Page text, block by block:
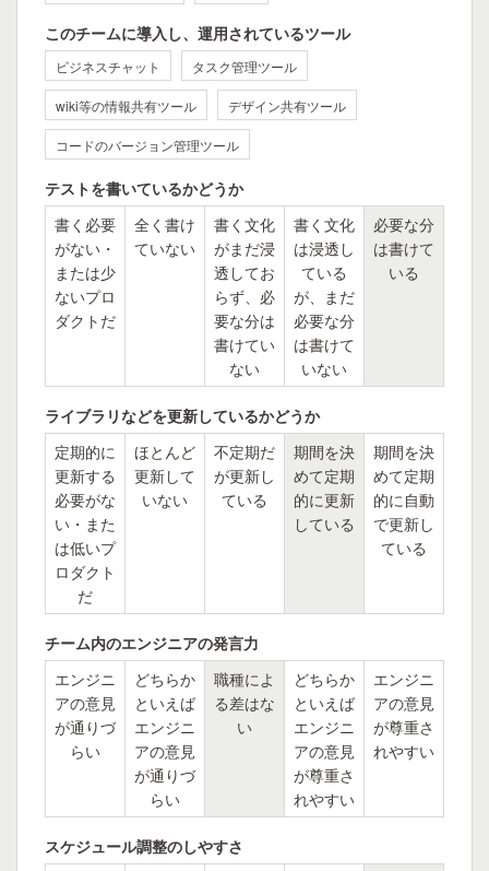
このチームに導入し、運用されているツール
ビジネスチャット タスク管理ツール
wiki等の情報共有ツール デザイン共有ツール
コードのバージョン管理ツール
テストを書いているかどうか
書く必要
がない・
または少
ないプロ
ダクトだ
全く書け
ていない
書く文化
がまだ浸
透してお
らず、必
要な分は
書けてい
ない
書く文化
は浸透し
ている
が、まだ
必要な分
は書けて
いない
必要な分
は書けて
いる
ライブラリなどを更新しているかどうか
定期的に
更新する
必要がな
い・また
は低いプ
ロダクト
だ
ほとんど
更新して
いない
不定期だ
が更新し
ている
期間を決
めて定期
的に更新
している
期間を決
めて定期
的に自動
で更新し
ている
チーム内のエンジニアの発言力
エンジニ
アの意見
が通りづ
らい
どちらか
といえば
エンジニ
アの意見
が通りづ
らい
職種によ
る差はな
い
どちらか
といえば
エンジニ
アの意見
が尊重さ
れやすい
エンジニ
アの意見
が尊重さ
れやすい
スケジュール調整のしやすさ